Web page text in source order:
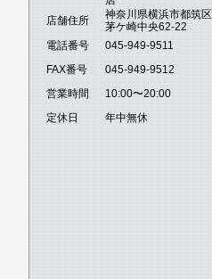
店舗住所
神奈川県横浜市都筑区
茅ケ崎中央62-22
電話番号
045-949-9511
FAX番号
045-949-9512
営業時間
10:00〜20:00
定休日
年中無休